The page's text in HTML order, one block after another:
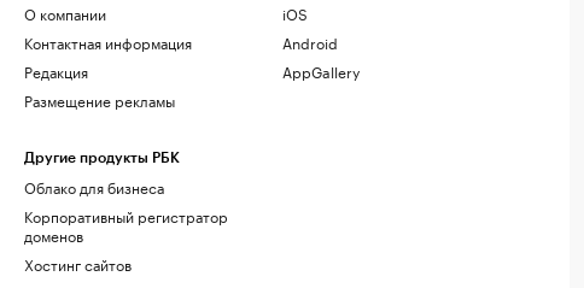
О компании
Контактная информация
Редакция
Размещение рекламы
Другие продукты РБК
Облако для бизнеса
Корпоративный регистратор
доменов
Хостинг сайтов
iOS
Android
AppGallery